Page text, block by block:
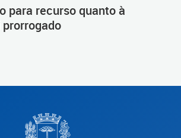
para recurso quanto à